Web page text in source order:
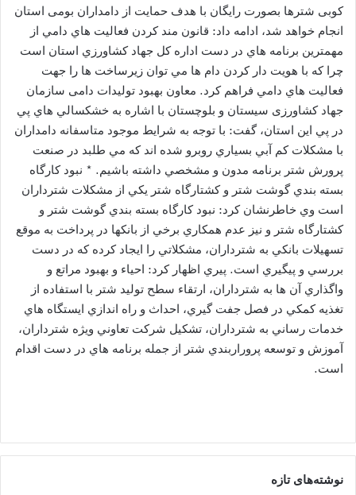
کوبی شترها بصورت رایگان با هدف حمایت از دامداران بومی استان
انجام خواهد شد، ادامه داد: قانون مند كردن فعاليت هاي دامي از
مهمترين برنامه هاي در دست اداره كل جهاد كشاورزي استان است
چرا كه با هويت دار كردن دام ها مي توان زيرساخت ها را جهت
فعاليت هاي دامي فراهم كرد. معاون بهبود تولیدات دامی سازمان
جهاد کشاورزی سیستان و بلوچستان با اشاره به خشكسالي هاي پي
در پي اين استان، گفت: با توجه به شرايط موجود متاسفانه دامداران
با مشكلات كم آبي بسياري روبرو شده اند كه مي طلبد در صنعت
پرورش شتر برنامه مدون و مشخصي داشته باشيم. * نبود كارگاه
بسته بندي گوشت شتر و كشتارگاه شتر يكي از مشكلات شترداران
است وي خاطرنشان كرد: نبود كارگاه بسته بندي گوشت شتر و
كشتارگاه شتر و نيز عدم همكاري برخي از بانكها در پرداخت به موقع
تسهيلات بانكي به شترداران، مشكلاتي را ايجاد كرده كه در دست
بررسي و پيگيري است. پيري اظهار كرد: احياء و بهبود مراتع و
واگذاري آن ها به شترداران، ارتقاء سطح توليد شتر با استفاده از
تغذيه كمكي در فصل جفت گيري، احداث و راه اندازي ايستگاه هاي
خدمات رساني به شترداران، تشكيل شركت تعاوني ويژه شترداران،
آموزش و توسعه پروراربندي شتر از جمله برنامه هاي در دست اقدام
است.
نوشته‌های تازه